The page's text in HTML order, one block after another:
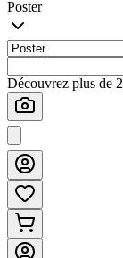
Poster
Découvrez plus de